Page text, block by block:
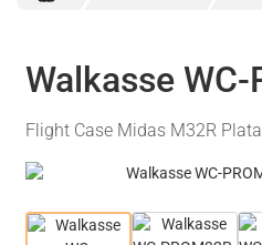
Walkasse WC-
Flight Case Midas M32R